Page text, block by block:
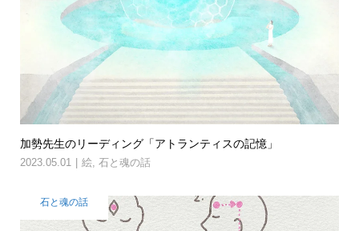
加勢先生のリーディング「アトランティスの記憶」
2023.05.01 絵, 石と魂の話
石と魂の話